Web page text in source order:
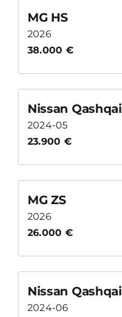
MG HS
2026
38.000 €
Nissan Qashqai
2024-05
23.900 €
MG ZS
2026
26.000 €
Nissan Qashqai
2024-06